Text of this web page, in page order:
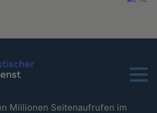
Menu
Millionen Seitenaufrufen im